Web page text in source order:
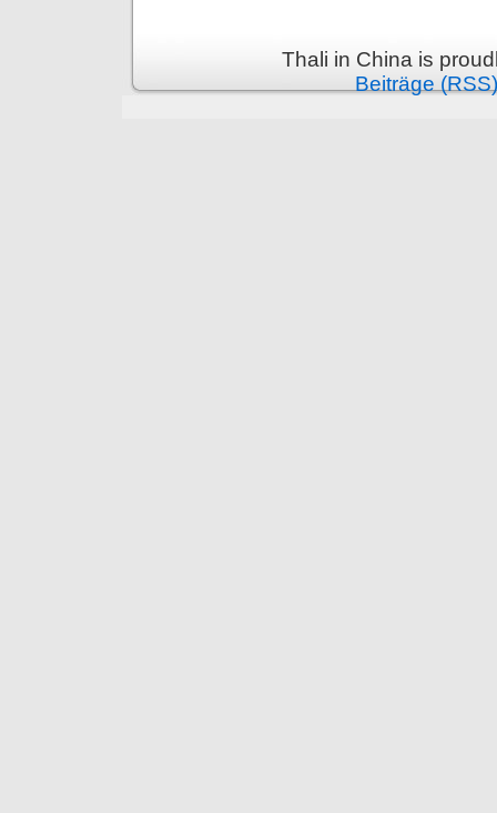
Thali in China is
Beiträge (RSS)